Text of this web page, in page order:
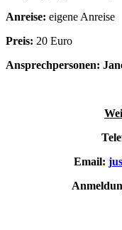
Anreise: eigene Anreise
Preis: 20 Euro
Ansprechpersonen:
Email: